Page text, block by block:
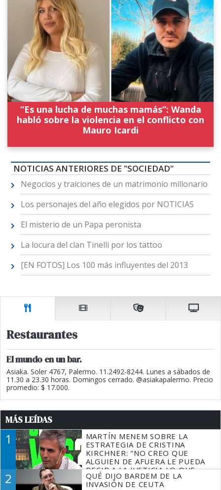
“Es una lucha de muchas mamás”: Wanda
habló sobre la violencia en el conflicto con
Mauro Icardi
NOTICIAS ANTERIORES DE "SOCIEDAD"
Negocios y traiciones de un matrimonio millonario
Los personajes del año elegidos por NOTICIAS
El misterio de un Papa peronista
La locura del clan Tinelli por los tattoo
[EN FOTOS] Los 100 más influyentes del 2013
Restaurantes
El mundo en un bar.
Asiaka. Soler 4767, Palermo. 11.2492-8244. Lunes a sábados de
11.30 a 23.30 horas. Domingos cerrado. @asiakapalermo. Precio
promedio: $ 17.000.
MÁS LEÍDAS
1
MARTÍN MENEM SOBRE LA
ESTRATEGIA DE CRISTINA
KIRCHNER: "NO CREO QUE
ALGUIEN DE AFUERA LE PUEDA
DECIR A LA JUSTICIA LO QUE
TIENE QUE HACER"
2
QUÉ DIJO BARDEM DE LA
INVASIÓN DE CEUTA